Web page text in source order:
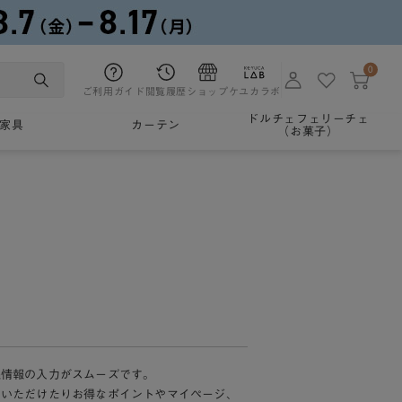
ご利用ガイド 閲覧履歴 ショップケユカラボ
0
家具 カーテン
ドルチェフェリーチェ
（お菓子）
報の入力がスムーズです。
ただけたりお得なポイントやマイページ、